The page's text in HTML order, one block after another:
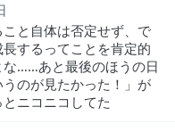
と自体は否定せず、で
するってことを肯定的
な……あと最後のほうの日
のが見たかった！」が
ニコニコしてた